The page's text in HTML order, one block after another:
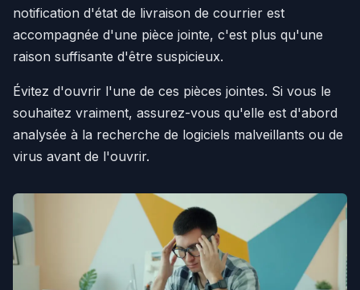
notification d'état de livraison de courrier est
accompagnée d'une pièce jointe, c'est plus qu'une
raison suffisante d'être suspicieux.
Évitez d'ouvrir l'une de ces pièces jointes. Si vous le
souhaitez vraiment, assurez-vous qu'elle est d'abord
analysée à la recherche de logiciels malveillants ou de
virus avant de l'ouvrir.